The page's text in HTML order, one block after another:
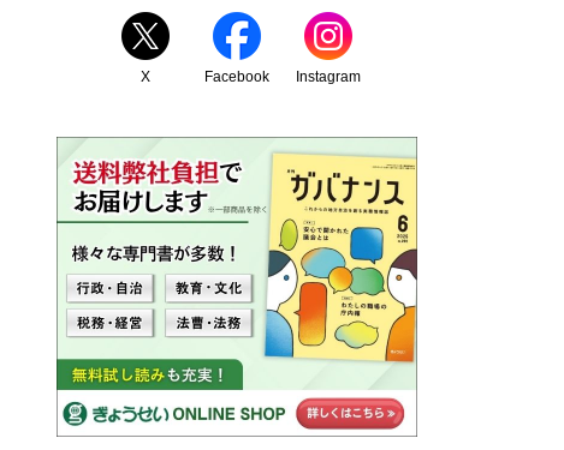
X Facebook Instagram